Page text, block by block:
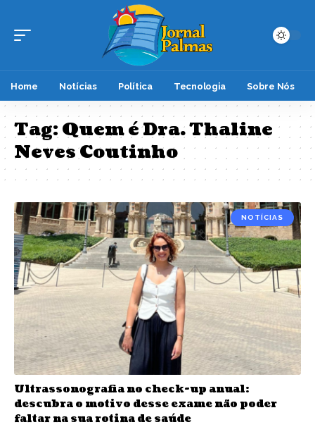
Home Notícias Política Tecnologia Sobre Nós
Tag:Quem é Dra. Thaline
Neves Coutinho
NOTÍCIAS
Ultrassonografia no check-up anual:
descubra o motivo desse exame não poder
faltar na sua rotina de saúde